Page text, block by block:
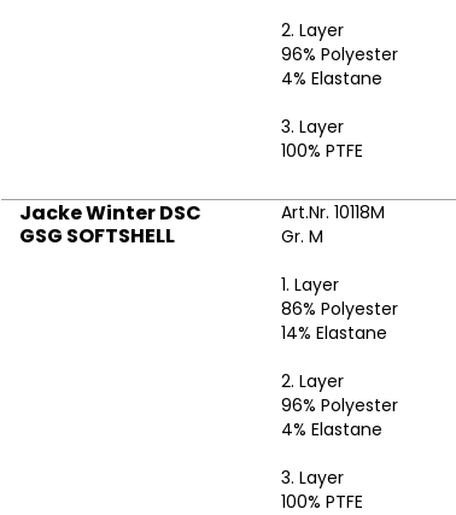
2. Layer
96% Polyester
4% Elastane
3. Layer
100% PTFE
Jacke Winter DSC
GSG SOFTSHELL
Art.Nr. 10118M
Gr. M
1. Layer
86% Polyester
14% Elastane
2. Layer
96% Polyester
4% Elastane
3. Layer
100% PTFE